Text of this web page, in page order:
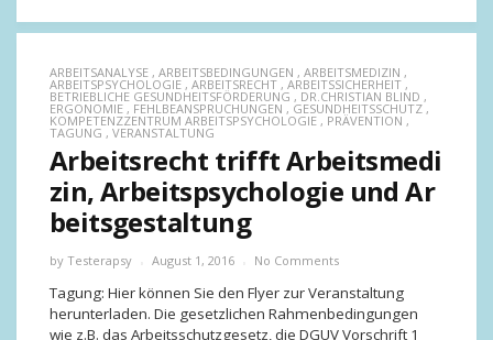
ARBEITSANALYSE , ARBEITSBEDINGUNGEN , ARBEITSMEDIZIN ,
ARBEITSPSYCHOLOGIE , ARBEITSRECHT , ARBEITSSICHERHEIT ,
BETRIEBLICHE GESUNDHEITSFÖRDERUNG , DR.CHRISTIAN BLIND ,
ERGONOMIE , FEHLBEANSPRUCHUNGEN , GESUNDHEITSSCHUTZ ,
KOMPETENZZENTRUM ARBEITSPSYCHOLOGIE , PRÄVENTION ,
TAGUNG , VERANSTALTUNG
Arbeitsrecht trifft Arbeitsmedi
zin, Arbeitspsychologie und Ar
beitsgestaltung
by Testerapsy August 1, 2016 No Comments
Tagung: Hier können Sie den Flyer zur Veranstaltung
herunterladen. Die gesetzlichen Rahmenbedingungen
wie z.B. das Arbeitsschutzgesetz, die DGUV Vorschrift 1